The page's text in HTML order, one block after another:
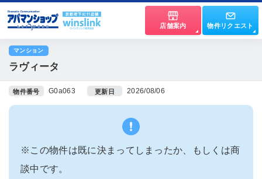
店舗案内 物件リクエスト
マンション
ラヴィータ
物件番号 G0a063 更新日 2026/08/06
※この物件は既に決まってしまったか、もしくは商
談中です。